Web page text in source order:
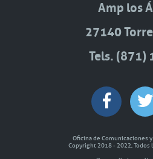
Amp los
27140
Tels. (871)
Oficina de Comunicaciones
Copyright 2018 - 2022, Todos